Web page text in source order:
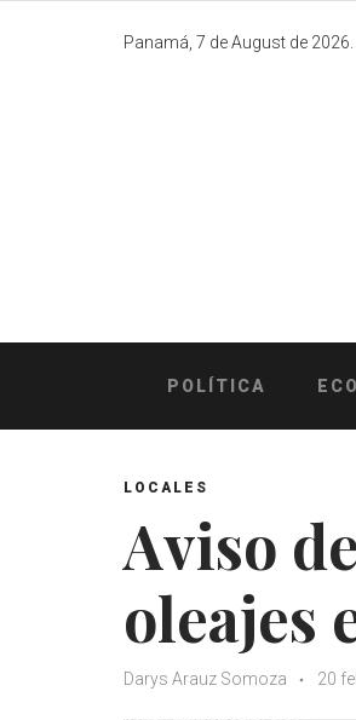
Panamá, 7 de August de 2026.
POLÍTICA
LOCALES
Aviso
oleajes
Darys Arauz Somoza 20